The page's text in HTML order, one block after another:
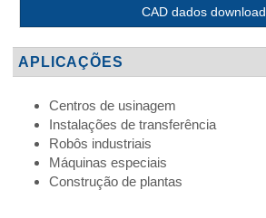
CAD dados download
APLICAÇÕES
Centros de usinagem
Instalações de transferência
Robôs industriais
Máquinas especiais
Construção de plantas